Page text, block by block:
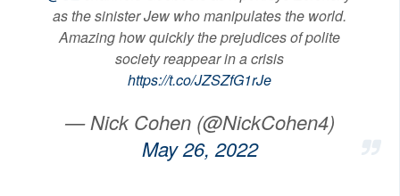
as the sinister Jew who manipulates the world.
Amazing how quickly the prejudices of polite
society reappear in a crisis
https://t.co/JZSZfG1rJe
— Nick Cohen (@NickCohen4)
May 26, 2022